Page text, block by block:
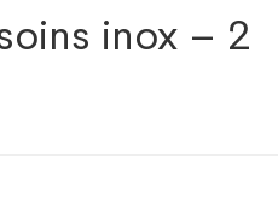
inox – 2